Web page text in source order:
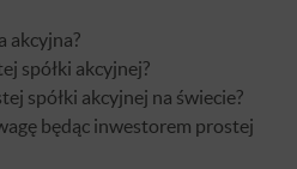
akcyjna?
spółki akcyjnej?
spółki akcyjnej na świecie?
będąc inwestorem prostej